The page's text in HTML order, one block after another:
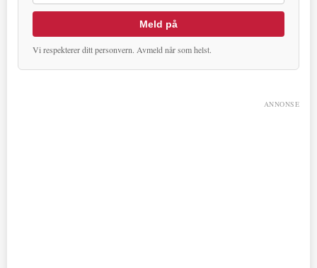
Meld på
Vi respekterer ditt personvern. Avmeld når som helst.
ANNONSE